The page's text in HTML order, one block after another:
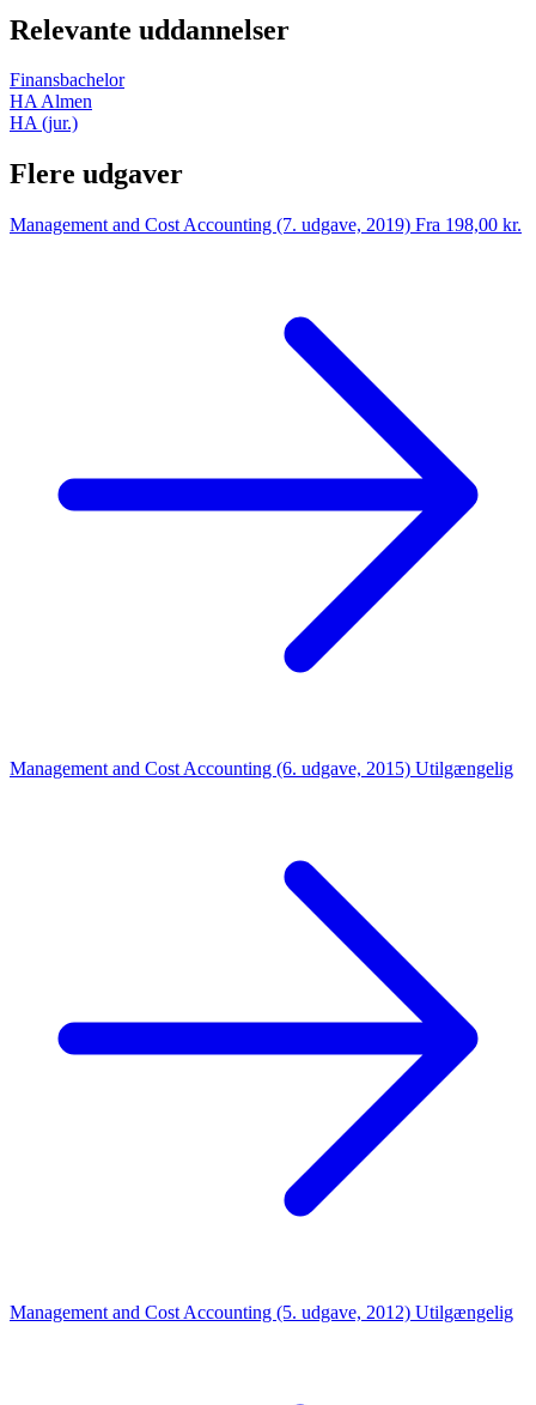
Relevante uddannelser
Finansbachelor
HA Almen
HA (jur.)
Flere udgaver
Management and Cost Accounting (7. udgave, 2019) Fra 198,00 kr.
Management and Cost Accounting (6. udgave, 2015) Utilgængelig
Management and Cost Accounting (5. udgave, 2012) Utilgængelig